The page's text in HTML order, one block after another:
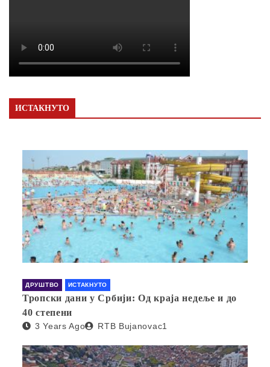
ИСТАКНУТО
ДРУШТВО ИСТАКНУТО
Тропски дани у Србији: Од краја недеље и до
40 степени
3 Years Ago RTB Bujanovac1